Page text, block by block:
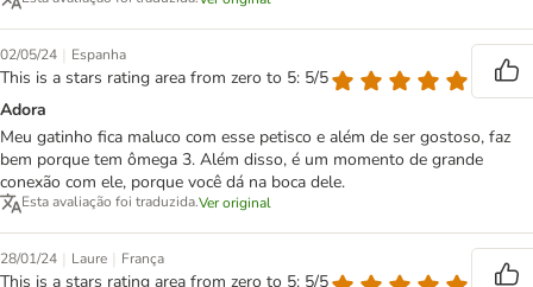
02/05/24 | Espanha
This is a stars rating area from zero to 5: 5/5
Adora
Meu gatinho fica maluco com esse petisco e além de ser gostoso, faz
bem porque tem ômega 3. Além disso, é um momento de grande
conexão com ele, porque você dá na boca dele.
Esta avaliação foi traduzida.Ver original
28/01/24 | Laure | França
This is a stars rating area from zero to 5: 5/5